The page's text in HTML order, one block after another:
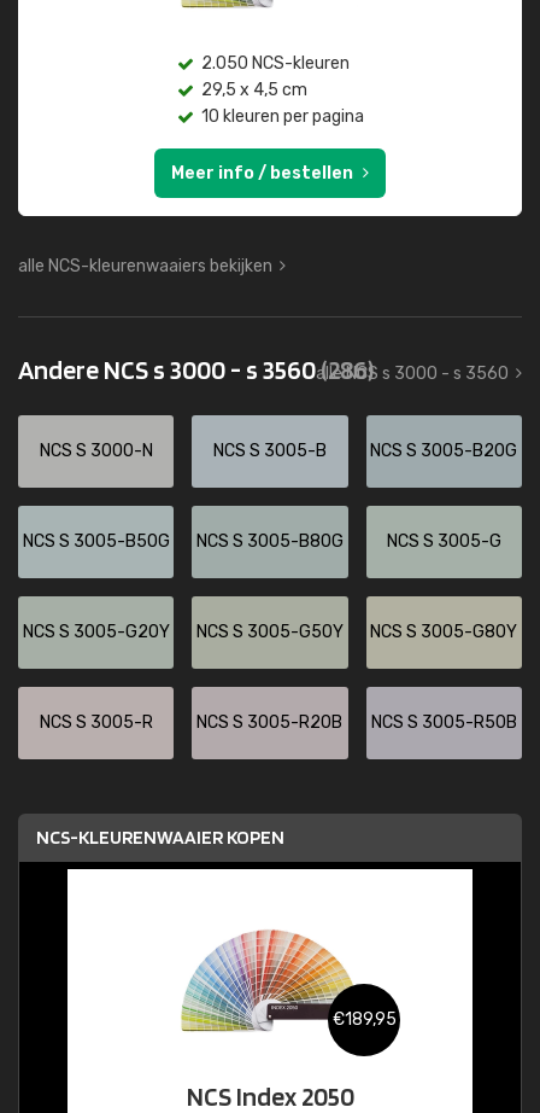
2.050 NCS-kleuren
29,5 x 4,5 cm
10 kleuren per pagina
Meer info / bestellen
alle NCS-kleurenwaaiers bekijken
Andere NCS s 3000 - s 3560(286)
alle NCS s 3000 - s 3560
NCS S 3000-N NCS S 3005-B NCS S 3005-B20G
NCS S 3005-B50G NCS S 3005-B80G NCS S 3005-G
NCS S 3005-G20Y NCS S 3005-G50Y NCS S 3005-G80Y
NCS S 3005-R NCS S 3005-R20B NCS S 3005-R50B
NCS-KLEURENWAAIER KOPEN
€189,95
NCS Index 2050